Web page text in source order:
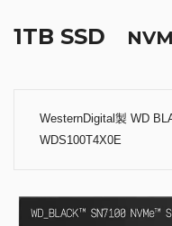
1TB SSD
WesternDigital製 WD
WDS100T4X0E